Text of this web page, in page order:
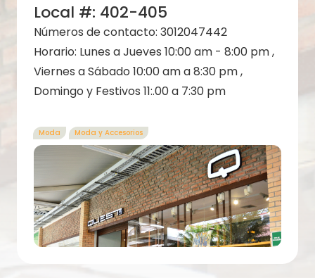
Local #: 402-405
Números de contacto: 3012047442
Horario: Lunes a Jueves 10:00 am - 8:00 pm ,
Viernes a Sábado 10:00 am a 8:30 pm ,
Domingo y Festivos 11:.00 a 7:30 pm
Moda Moda y Accesorios